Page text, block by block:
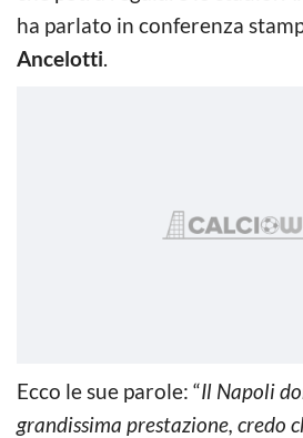
ha parlato in conferenza
Ancelotti.
Ecco le sue parole: “Il Napoli
grandissima prestazione, credo